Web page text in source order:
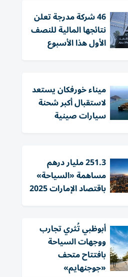
46 شركة مدرجة تعلن
نتائجها المالية للنصف
الأول هذا الأسبوع
ميناء خورفكان يستعد
لاستقبال أكبر شحنة
سيارات صينية
251.3 مليار درهم
مساهمة «السياحة»
باقتصاد الإمارات 2025
أبوظبي تُثري تجارب
ووجهات السياحة
بافتتاح متحف
«جوجنهايم»